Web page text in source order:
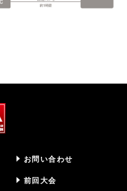
お問い合わせ
前回大会